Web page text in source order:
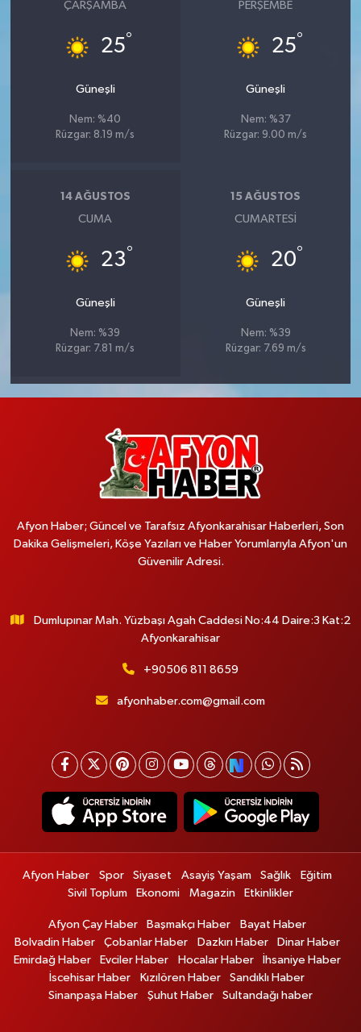
ÇARŞAMBA
25°
Güneşli
Nem: %40
Rüzgar: 8.19 m/s
PERŞEMBE
25°
Güneşli
Nem: %37
Rüzgar: 9.00 m/s
14 AĞUSTOS
CUMA
23°
Güneşli
Nem: %39
Rüzgar: 7.81 m/s
15 AĞUSTOS
CUMARTESI
20°
Güneşli
Nem: %39
Rüzgar: 7.69 m/s
Afyon Haber; Güncel ve Tarafsız Afyonkarahisar Haberleri, Son
Dakika Gelişmeleri, Köşe Yazıları ve Haber Yorumlarıyla Afyon'un
Güvenilir Adresi.
Dumlupınar Mah. Yüzbaşı Agah Caddesi No:44 Daire:3 Kat:2
Afyonkarahisar
+90506 811 8659
afyonhaber.com@gmail.com
Afyon Haber Spor Siyaset Asayiş Yaşam Sağlık
Eğitim
Sivil Toplum
Ekonomi Magazin Etkinlikler
Afyon Çay Haber Başmakçı Haber
Bayat Haber
Bolvadin Haber
Çobanlar Haber Dazkırı Haber
Dinar Haber
Emirdağ Haber
Evciler Haber Hocalar Haber
İhsaniye Haber
İscehisar Haber
Kızılören Haber
Sandıklı Haber
Sinanpaşa Haber
Şuhut Haber Sultandağı haber